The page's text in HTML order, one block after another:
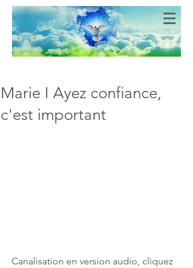
Bien-Aimés
COEURS DE LUMIERE
Marie I Ayez confiance,
c'est important
Canalisation en version audio, cliquez